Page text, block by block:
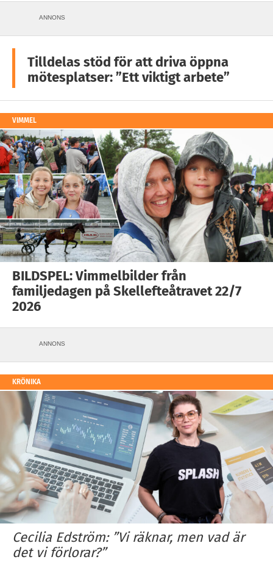
ANNONS
Tilldelas stöd för att driva öppna
mötesplatser: ”Ett viktigt arbete”
VIMMEL
BILDSPEL: Vimmelbilder från
familjedagen på Skellefteåtravet 22/7
2026
ANNONS
KRÖNIKA
Cecilia Edström: ”Vi räknar, men vad är
det vi förlorar?”